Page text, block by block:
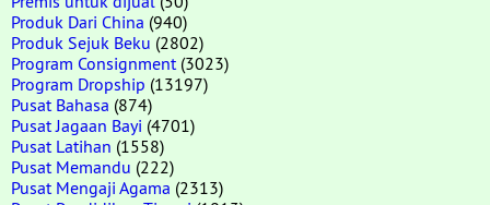
Produk Dari China (940)
Produk Sejuk Beku (2802)
Program Consignment (3023)
Program Dropship (13197)
Pusat Bahasa (874)
Pusat Jagaan Bayi (4701)
Pusat Latihan (1558)
Pusat Memandu (222)
Pusat Mengaji Agama (2313)